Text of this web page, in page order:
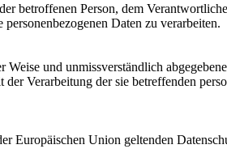
betroffenen Person, dem
Daten zu verarbeiten.
und unmissverständlich
Verarbeitung der sie betreffenden
Union geltenden